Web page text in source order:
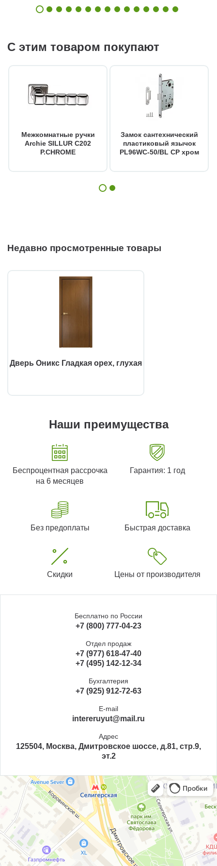
С этим товаром покупают
Межкомнатные ручки
Archie SILLUR C202
P.CHROME
Замок сантехнический
пластиковый язычок
PL96WC-50/BL CP хром
Недавно просмотренные товары
Дверь Оникс Гладкая орех, глухая
Наши преимущества
Беспроцентная рассрочка
на 6 месяцев
Гарантия: 1 год
Без предоплаты Быстрая доставка
Скидки Цены от производителя
Бесплатно по России
+7 (800) 777-04-23
Отдел продаж
+7 (977) 618-47-40
+7 (495) 142-12-34
Бухгалтерия
+7 (925) 912-72-63
E-mail
intereruyut@mail.ru
Адрес
125504, Москва, Дмитровское шоссе, д.81, стр.9,
эт.2